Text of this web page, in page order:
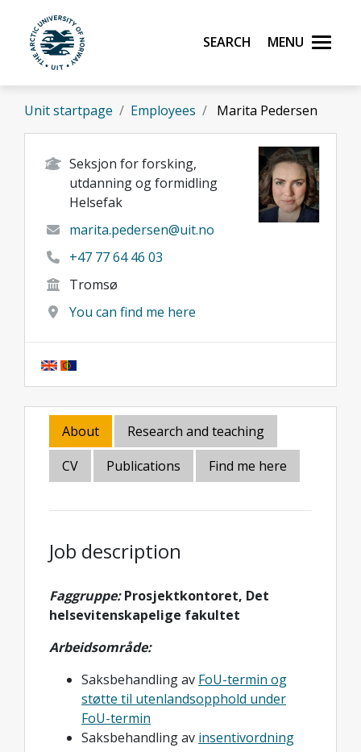
Skip to main content
UiT The Arctic University of Norway
Search Menu
Unit startpage Employees Marita Pedersen
Seksjon for forsking,
utdanning og formidling
Helsefak
marita.pedersen@uit.no
+47 77 64 46 03
Tromsø
You can find me here
About
Research and teaching
CV
Publications Find me here
Job description
Faggruppe:Prosjektkontoret, Det
helsevitenskapelige fakultet
Arbeidsområde:
Saksbehandling av FoU-termin og
støtte til utenlandsopphold under
FoU-termin
Saksbehandling av insentivordning